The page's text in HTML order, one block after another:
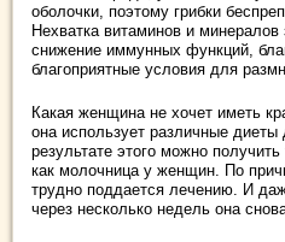
оболочки, поэтому грибки
Нехватка витаминов и
снижение иммунных функций,
благоприятные условия для
Какая женщина не хочет иметь
она использует различные
результате этого можно
как молочница у женщин. По
трудно поддается лечению. И
через несколько недель она